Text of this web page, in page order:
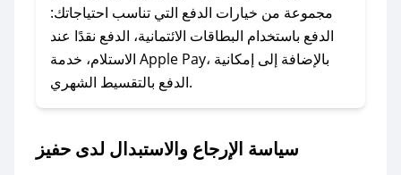
### ماذا أفعل إذا لم أجد كود خصم لمتجري
المفضل؟
في حال عدم توفر كوبونات لمتجرك المفضل، يمكنك
مراسلتنا مباشرة وسنعمل على توفير الكوبونات في
مجموعة من خيارات الدفع التي تناسب احتياجاتك:
الدفع باستخدام البطاقات الائتمانية، الدفع نقدًا عند
الاستلام، خدمة Apple Pay، بالإضافة إلى إمكانية
الدفع بالتقسيط الشهري.
سياسة الإرجاع والاستبدال لدى حفيز